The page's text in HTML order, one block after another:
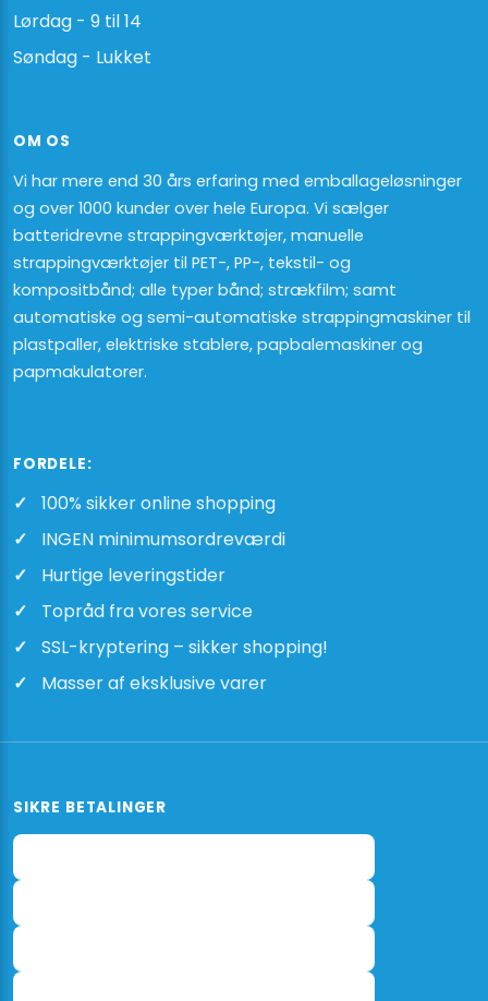
Lørdag - 9 til 14
Søndag - Lukket
OM OS
Vi har mere end 30 års erfaring med emballageløsninger
og over 1000 kunder over hele Europa. Vi sælger
batteridrevne strappingværktøjer, manuelle
strappingværktøjer til PET-, PP-, tekstil- og
kompositbånd; alle typer bånd; strækfilm; samt
automatiske og semi-automatiske strappingmaskiner til
plastpaller, elektriske stablere, papbalemaskiner og
papmakulatorer.
FORDELE:
100% sikker online shopping
INGEN minimumsordreværdi
Hurtige leveringstider
Topråd fra vores service
SSL-kryptering – sikker shopping!
Masser af eksklusive varer
SIKRE BETALINGER